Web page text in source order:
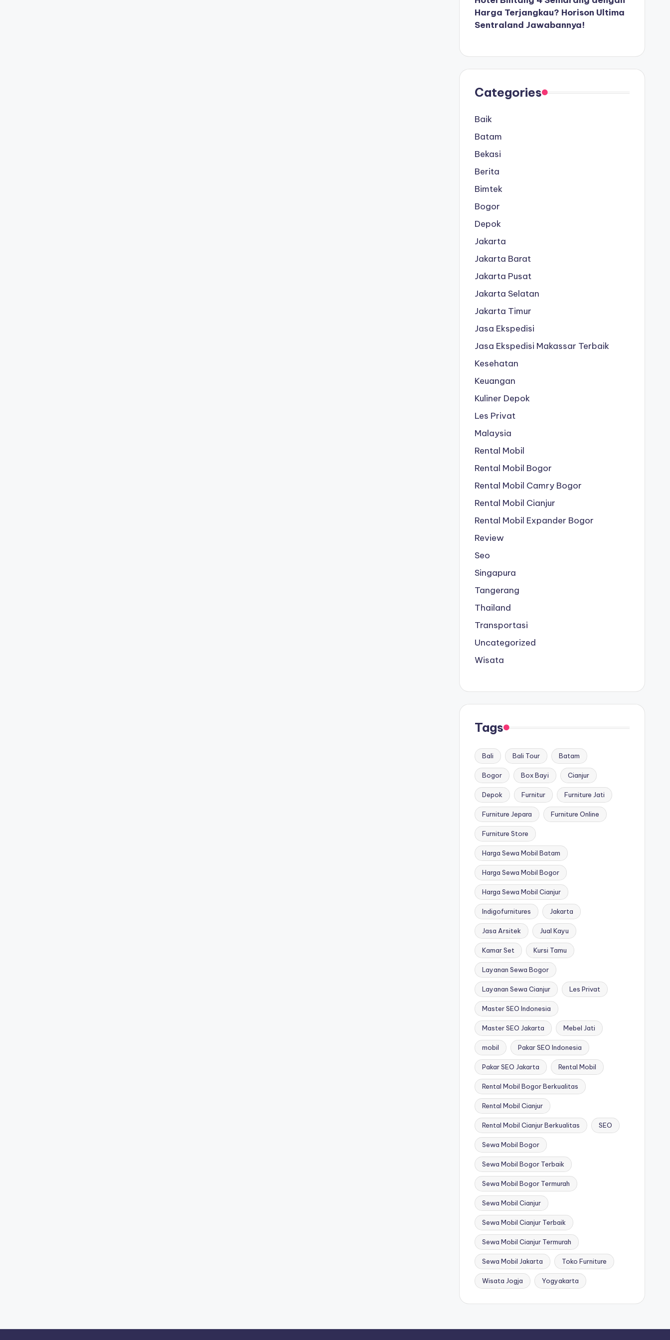
Harga Terjangkau? Horison Ultima
Sentraland Jawabannya!
Categories
Baik
Batam
Bekasi
Berita
Bimtek
Bogor
Depok
Jakarta
Jakarta Barat
Jakarta Pusat
Jakarta Selatan
Jakarta Timur
Jasa Ekspedisi
Jasa Ekspedisi Makassar Terbaik
Kesehatan
Keuangan
Kuliner Depok
Les Privat
Malaysia
Rental Mobil
Rental Mobil Bogor
Rental Mobil Camry Bogor
Rental Mobil Cianjur
Rental Mobil Expander Bogor
Review
Seo
Singapura
Tangerang
Thailand
Transportasi
Uncategorized
Wisata
Tags
Bali Bali Tour Batam
Bogor Box Bayi Cianjur
Depok Furnitur Furniture Jati
Furniture Jepara Furniture Online
Furniture Store
Harga Sewa Mobil Batam
Harga Sewa Mobil Bogor
Harga Sewa Mobil Cianjur
Indigofurnitures Jakarta
Jasa Arsitek Jual Kayu
Kamar Set Kursi Tamu
Layanan Sewa Bogor
Layanan Sewa Cianjur Les Privat
Master SEO Indonesia
Master SEO Jakarta Mebel Jati
mobil Pakar SEO Indonesia
Pakar SEO Jakarta Rental Mobil
Rental Mobil Bogor Berkualitas
Rental Mobil Cianjur
Rental Mobil Cianjur Berkualitas SEO
Sewa Mobil Bogor
Sewa Mobil Bogor Terbaik
Sewa Mobil Bogor Termurah
Sewa Mobil Cianjur
Sewa Mobil Cianjur Terbaik
Sewa Mobil Cianjur Termurah
Sewa Mobil Jakarta Toko Furniture
Wisata Jogja Yogyakarta